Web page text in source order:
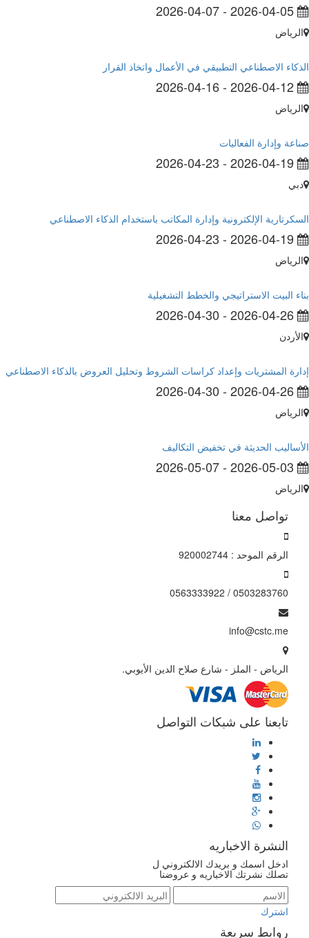
2026-04-05
-
2026-04-07
الاصطناعي التطبيقي في الأعمال واتخاذ القرار
2026-04-12
-
2026-04-16
وإدارة الفعاليات
2026-04-19
-
2026-04-23
الإلكترونية وإدارة المكاتب باستخدام الذكاء الاصطناعي
2026-04-19
-
2026-04-23
البيت الاستراتيجي والخطط التشغيلية
2026-04-26
-
2026-04-30
المشتريات وإعداد كراسات الشروط وتحليل العروض بالذكاء الاصطناعي
2026-04-26
-
2026-04-30
الحديثة في تخفيض التكاليف
2026-05-03
-
2026-05-07
تواصل معنا
الرقم الموحد : 920002744
0503283760 / 0563333922
info@cstc.me
الرياض - الملز - شارع صلاح الدين الأيوبي.
تابعنا على شبكات التواصل
النشرة الاخباريه
ادخل اسمك و بريدك الالكتروني ل
تصلك نشرتك الاخباريه و عروضنا
اشترك
روابط سريعة